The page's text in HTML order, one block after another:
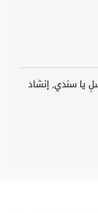
يا سندي, إنشاد